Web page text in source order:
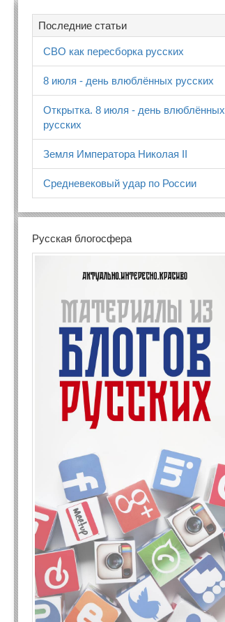
Последние статьи
СВО как пересборка русских
8 июля - день влюблённых русских
Открытка. 8 июля - день влюблённых
русских
Земля Императора Николая II
Средневековый удар по России
Русская блогосфера